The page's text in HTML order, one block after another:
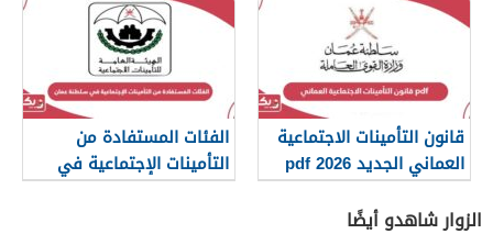
قانون التأمينات الاجتماعية
العماني الجديد 2026 pdf
الفئات المستفادة من
التأمينات الإجتماعية في
سلطنة عمان 2026
الزوار شاهدو أيضًا